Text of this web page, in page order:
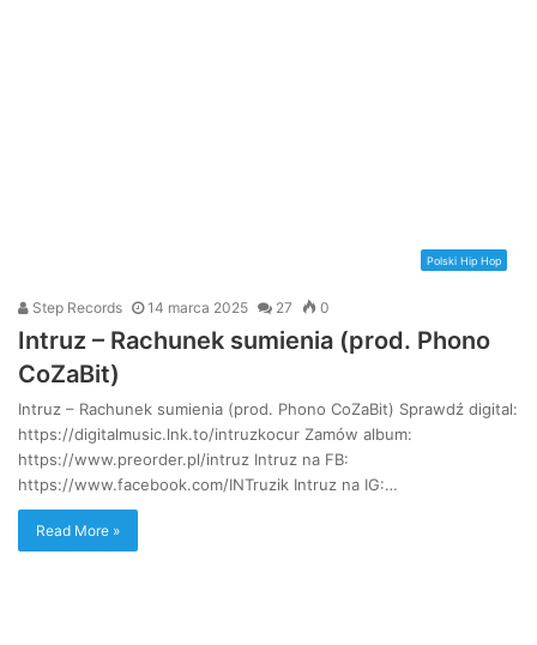
Polski Hip Hop
Step Records 14 marca 2025 27 0
Intruz – Rachunek sumienia (prod. Phono
CoZaBit)
Intruz – Rachunek sumienia (prod. Phono CoZaBit) Sprawdź digital:
https://digitalmusic.lnk.to/intruzkocur Zamów album:
https://www.preorder.pl/intruz Intruz na FB:
https://www.facebook.com/INTruzik Intruz na IG:…
Read More »